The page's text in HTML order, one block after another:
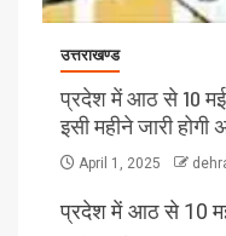
उत्तराखण्ड
प्रदेश में आठ से 10
इसी महीने जारी होगी
April 1, 2025
प्रदेश में आठ से 10